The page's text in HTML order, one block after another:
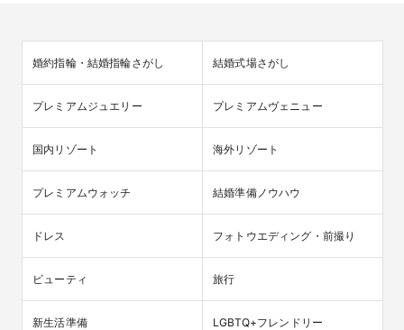
婚約指輪・結婚指輪さがし 結婚式場さがし
プレミアムジュエリー プレミアムヴェニュー
国内リゾート 海外リゾート
プレミアムウォッチ 結婚準備ノウハウ
ドレス フォトウエディング・前撮り
ビューティ 旅行
新生活準備 LGBTQ+フレンドリー